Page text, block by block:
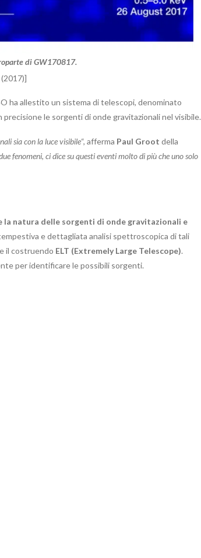
di GW170817.
ha allestito un sistema di telescopi, denominato
le sorgenti di onde gravitazionali nel visibile.
sia con la luce visibile“, afferma Paul Groot della
fenomeni, ci dice su questi eventi molto di più che uno solo
natura delle sorgenti di onde gravitazionali e
e dettagliata analisi spettroscopica di tali
e il costruendo ELT (Extremely Large Telescope).
per identificare le possibili sorgenti.